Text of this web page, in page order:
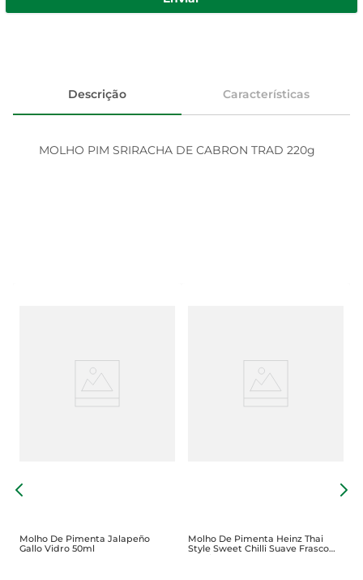
Descrição Características
MOLHO PIM SRIRACHA DE CABRON TRAD 220g
Molho De Pimenta Jalapeño
Gallo Vidro 50ml
Molho De Pimenta Heinz Thai
Style Sweet Chilli Suave Frasco
80ml